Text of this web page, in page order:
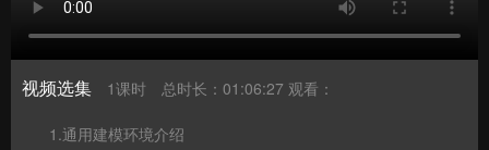
视频选集 1课时 总时长：01:06:27 观看：
1.通用建模环境介绍